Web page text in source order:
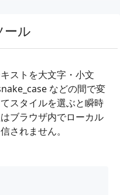
ール
ストを大文字・小文
などの間で変
スタイルを選ぶと瞬時
ブラウザ内でローカル
されません。